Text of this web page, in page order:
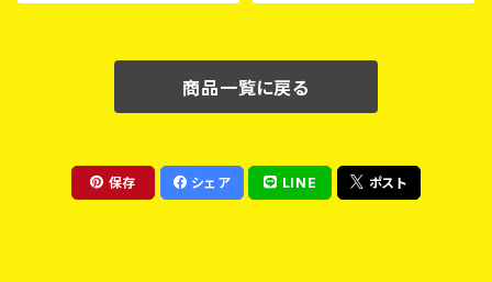
商品一覧に戻る
保存 シェア LINE ポスト